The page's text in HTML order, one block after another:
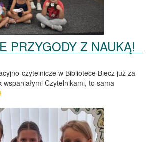
PRZYGODY Z NAUKĄ!
czytelnicze w Bibliotece Biecz już za
wspaniałymi Czytelnikami, to sama